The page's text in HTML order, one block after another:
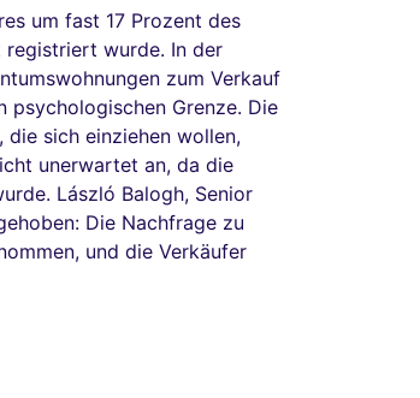
um fast 17 Prozent des
registriert wurde. In der
zum Verkauf
psychologischen Grenze. Die
sich einziehen wollen,
unerwartet an, da die
László Balogh, Senior
Die Nachfrage zu
und die Verkäufer